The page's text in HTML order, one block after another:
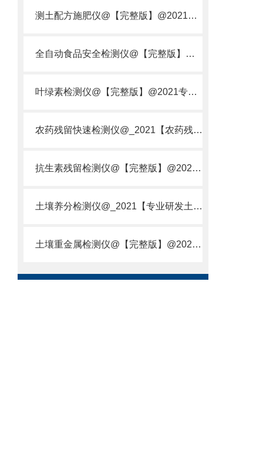
测土配方施肥仪@【完整版】@2021专业测土配方施肥仪器仪表
全自动食品安全检测仪@【完整版】@2021专业全自动食品检测仪器仪表
叶绿素检测仪@【完整版】@2021专业叶绿素检测仪器仪表
农药残留快速检测仪@_2021【农药残留检测仪器仪表DE原理】
抗生素残留检测仪@【完整版】@2021专业抗生素残留检测仪器仪表
土壤养分检测仪@_2021【专业研发土壤养分快速检测仪器仪表厂】
土壤重金属检测仪@【完整版】@2021专业土壤重金属快速检测仪器仪表